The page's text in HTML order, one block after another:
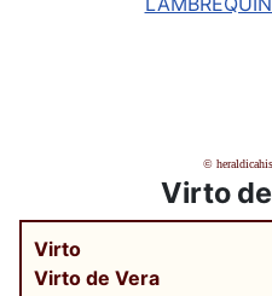
©
Virto
Virto
Virto de Vera